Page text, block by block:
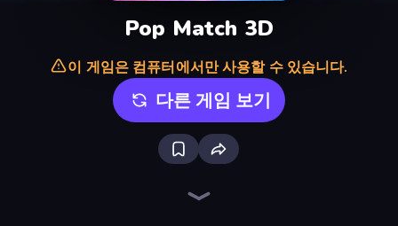
Pop Match 3D
이 게임은 컴퓨터에서만 사용할 수 있습니다.
다른 게임 보기